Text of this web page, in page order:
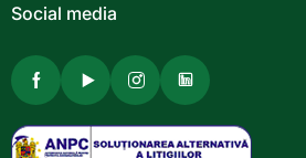
Social media